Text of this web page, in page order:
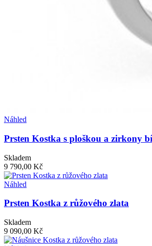
Náhled
Prsten Kostka s ploškou a zirkony
Skladem
9 790,00 Kč
Náhled
Prsten Kostka z růžového zlata
Skladem
9 090,00 Kč